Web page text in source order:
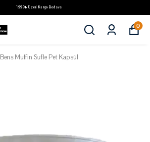
1.999₺ Üzeri Kargo Bedava
0
Bens Muffin Sufle Pet Kapsül